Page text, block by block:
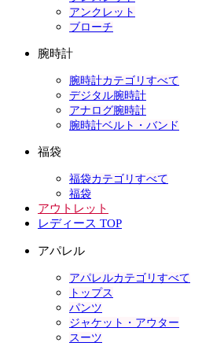
アンクレット
ブローチ
腕時計
腕時計カテゴリすべて
デジタル腕時計
アナログ腕時計
腕時計ベルト・バンド
福袋
福袋カテゴリすべて
福袋
アウトレット
レディース TOP
アパレル
アパレルカテゴリすべて
トップス
パンツ
ジャケット・アウター
スーツ